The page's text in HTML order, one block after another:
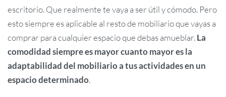
escritorio. Que realmente te vaya a ser útil y cómodo. Pero
esto siempre es aplicable al resto de mobiliario que vayas a
comprar para cualquier espacio que debas amueblar.La
comodidad siempre es mayor cuanto mayor es la
adaptabilidad del mobiliario a tus actividades en un
espacio determinado.